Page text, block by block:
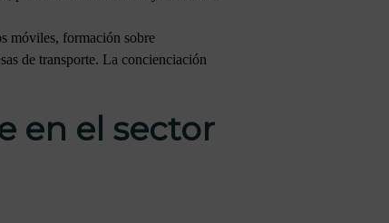
móviles, formación sobre
de transporte. La concienciación
en el sector